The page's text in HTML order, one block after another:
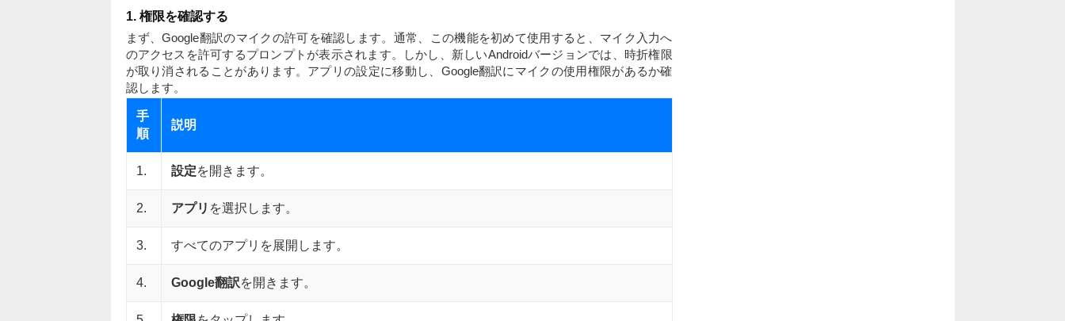
1. 権限を確認する
まず、Google翻訳のマイクの許可を確認します。通常、この機能を初めて使用すると、マイク入力へ
のアクセスを許可するプロンプトが表示されます。しかし、新しいAndroidバージョンでは、時折権限
が取り消されることがあります。アプリの設定に移動し、Google翻訳にマイクの使用権限があるか確
認します。
手
順
説明
1. 設定を開きます。
2. アプリ を選択します。
3. すべてのアプリを展開します。
4. Google翻訳を開きます。